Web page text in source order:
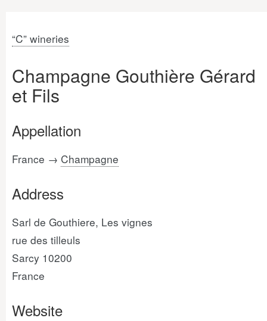
“C” wineries
Champagne Gouthière Gérard
et Fils
Appellation
France → Champagne
Address
Sarl de Gouthiere, Les vignes
rue des tilleuls
Sarcy 10200
France
Website